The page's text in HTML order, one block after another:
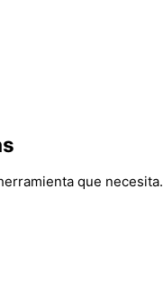
que necesita.